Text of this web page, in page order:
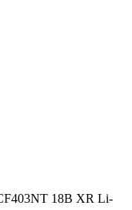
18В XR Li-